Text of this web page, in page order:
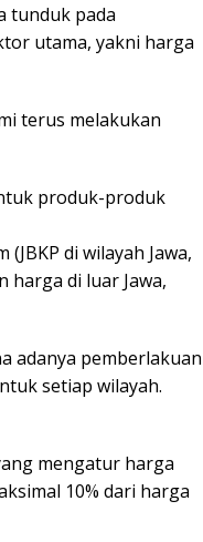
tunduk pada
utama, yakni harga
terus melakukan
produk-produk
di wilayah Jawa,
harga di luar Jawa,
adanya pemberlakuan
setiap wilayah.
mengatur harga
10% dari harga